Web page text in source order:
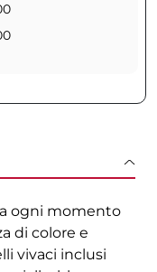
ogni momento
di colore e
vivaci inclusi